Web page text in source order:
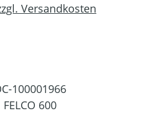
Versandkosten
100001966
FELCO 600